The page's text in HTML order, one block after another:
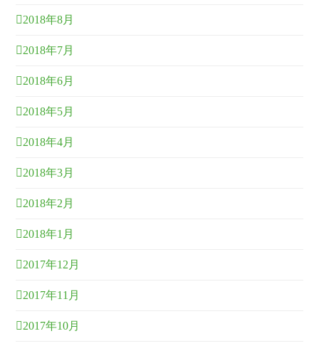
2018年8月
2018年7月
2018年6月
2018年5月
2018年4月
2018年3月
2018年2月
2018年1月
2017年12月
2017年11月
2017年10月